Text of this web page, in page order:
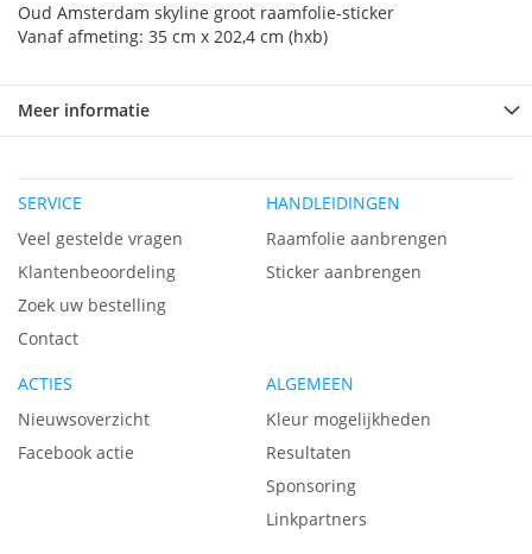
Oud Amsterdam skyline groot raamfolie-sticker
Vanaf afmeting: 35 cm x 202,4 cm (hxb)
Meer informatie
SERVICE
Veel gestelde vragen
Klantenbeoordeling
Zoek uw bestelling
Contact
HANDLEIDINGEN
Raamfolie aanbrengen
Sticker aanbrengen
ACTIES
Nieuwsoverzicht
Facebook actie
ALGEMEEN
Kleur mogelijkheden
Resultaten
Sponsoring
Linkpartners